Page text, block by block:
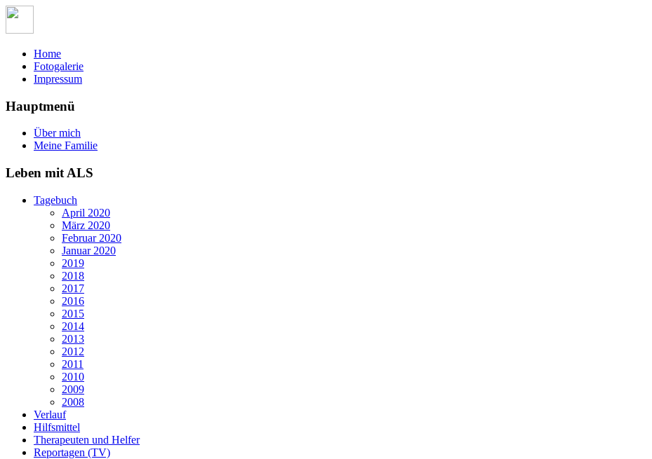
Home
Fotogalerie
Impressum
Hauptmenü
Über mich
Meine Familie
Leben mit ALS
Tagebuch
April 2020
März 2020
Februar 2020
Januar 2020
2019
2018
2017
2016
2015
2014
2013
2012
2011
2010
2009
2008
Verlauf
Hilfsmittel
Therapeuten und Helfer
Reportagen (TV)